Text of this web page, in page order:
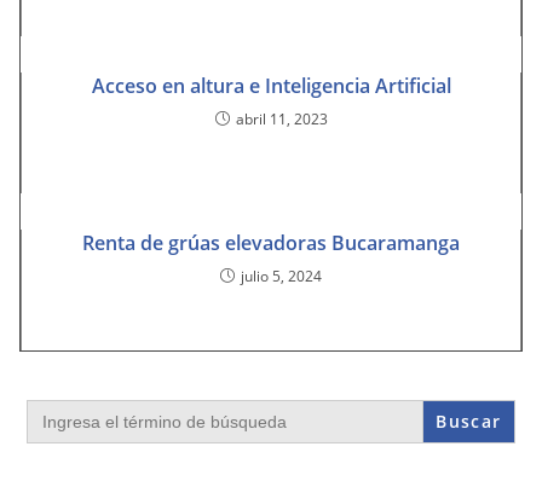
Acceso en altura e Inteligencia Artificial
abril 11, 2023
Renta de grúas elevadoras Bucaramanga
julio 5, 2024
Buscar: